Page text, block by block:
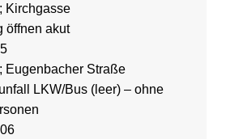
Kirchgasse
öffnen akut
Eugenbacher Straße
LKW/Bus (leer) – ohne